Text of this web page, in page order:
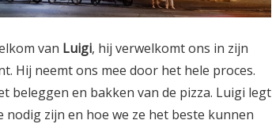
van Luigi, hij verwelkomt ons in zijn
Hij neemt ons mee door het hele proces.
beleggen en bakken van de pizza. Luigi legt
zijn en hoe we ze het beste kunnen